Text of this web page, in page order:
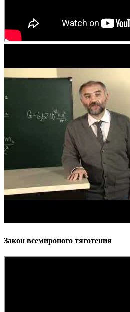
Закон всемироного тяготения